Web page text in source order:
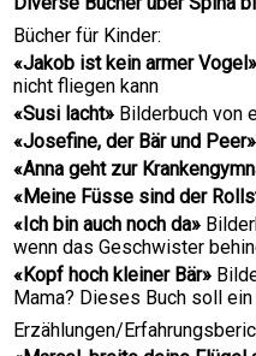
Bücher für Kinder:
«Jakob ist kein armer Vogel»
nicht fliegen kann
«Susi lacht» Bilderbuch von
«Josefine, der Bär und Peer»
«Anna geht zur
«Meine Füsse sind der
«Ich bin auch noch da»
wenn das Geschwister
«Kopf hoch kleiner Bär»
Mama? Dieses Buch soll
Erzählungen/